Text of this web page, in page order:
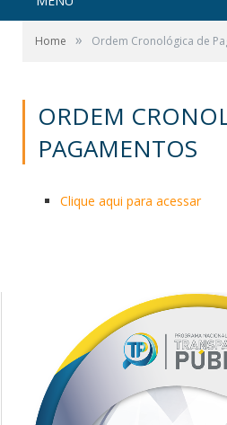
Home » Ordem Cronológica de
ORDEM
PAGAMENTOS
Clique aqui para acessar